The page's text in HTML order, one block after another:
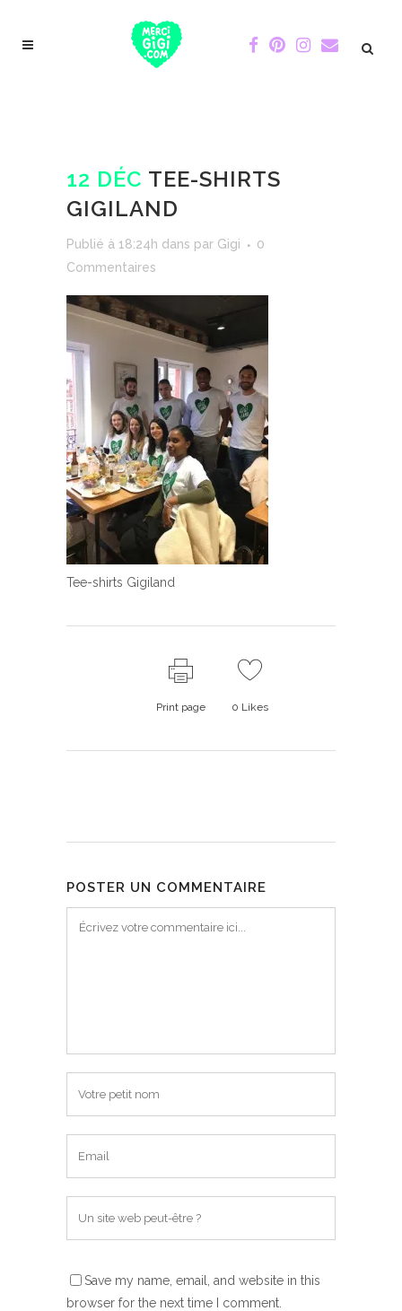
12 DÉC TEE-SHIRTS
GIGILAND
Publié à 18:24h dans par Gigi
0
Commentaires
Tee-shirts Gigiland
Print page 0 Likes
POSTER UN COMMENTAIRE
Save my name, email, and website in this
browser for the next time I comment.